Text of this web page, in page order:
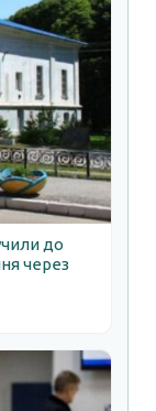
до
через